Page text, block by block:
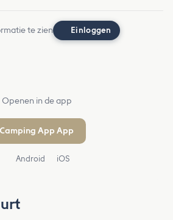
te zien Einloggen
Openen in de app
Camping App App
Android iOS